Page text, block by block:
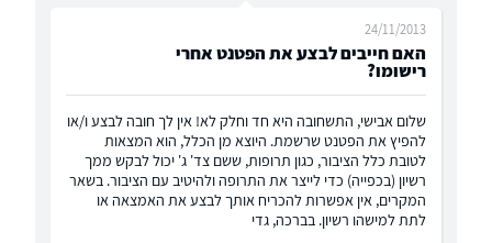
האם חייבים לבצע את הפטנט אחרי
רישומו?
24/11/2013
שלום אבישי, התשחובה היא חד וחלק לא! אין לך חובה לבצע ו/או
להפיץ את הפטנט שרשמת. היוצא מן הכלל, הוא המצאות
לטובת כלל הציבור, כגון תרופות, ששם צד' ג' יכול לבקש ממך
רשיון (בכפייה) כדי לייצר את התרופה ולהיטיב עם הציבור. בשאר
המקרים, אין אפשרות להכריח אותך לבצע את האמצאה או
לתת למישהו רשיון. בברכה, גדי